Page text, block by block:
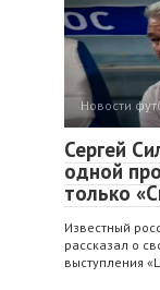
Новости
Сергей
одной
только
Известный
рассказал о
выступления